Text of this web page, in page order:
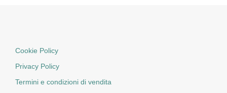
Cookie Policy
Privacy Policy
Termini e condizioni di vendita